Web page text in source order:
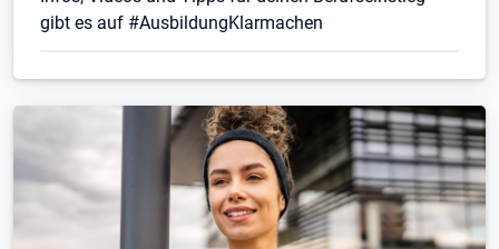
gibt es auf #AusbildungKlarmachen